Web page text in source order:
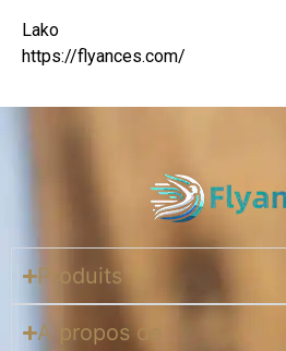
Lako
https://flyances.com/
Produits
A propos de